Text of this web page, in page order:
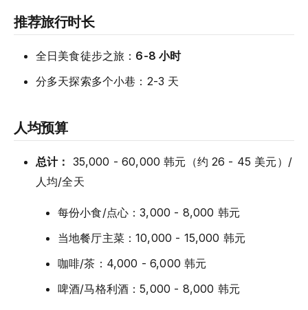
推荐旅行时长
全日美食徒步之旅： 6-8 小时
分多天探索多个小巷：2-3 天
人均预算
总计： 35,000 - 60,000 韩元（约 26 - 45 美元）/
人均/全天
每份小食/点心：3,000 - 8,000 韩元
当地餐厅主菜：10,000 - 15,000 韩元
咖啡/茶：4,000 - 6,000 韩元
啤酒/马格利酒：5,000 - 8,000 韩元